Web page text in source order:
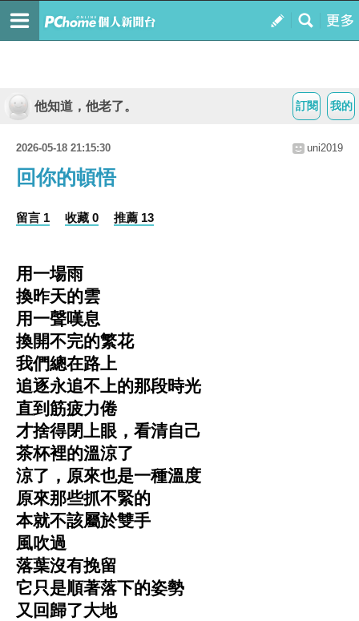
我的
訂閱
他知道，他老了。
2026-05-18 21:15:30 uni2019
回你的頓悟
留言 1 收藏 0 推薦 13
用一場雨
換昨天的雲
用一聲嘆息
換開不完的繁花
我們總在路上
追逐永追不上的那段時光
直到筋疲力倦
才捨得閉上眼，看清自己
茶杯裡的溫涼了
涼了，原來也是一種溫度
原來那些抓不緊的
本就不該屬於雙手
風吹過
落葉沒有挽留
它只是順著落下的姿勢
又回歸了大地